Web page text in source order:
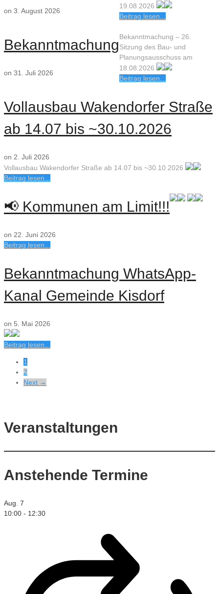
on 3. August 2026
19.08.2026
Beitrag lesen...
Bekanntmachung
on 31. Juli 2026
Bekanntmachung – 26.
Sitzung des Bau- und
Planungsausschuss am
18.08.2026
Beitrag lesen...
Vollausbau Wakendorfer Straße
ab 14.07 bis ~30.10.2026
on 2. Juli 2026
Vollausbau Wakendorfer Straße ab 14.07 bis ~30.10.2026
Beitrag lesen...
📢 Kommunen am Limit!!!
on 22. Juni 2026
Beitrag lesen...
Bekanntmachung WhatsApp-
Kanal Gemeinde Kisdorf
on 5. Mai 2026
Beitrag lesen...
1
2
Next →
Veranstaltungen
Anstehende Termine
Aug. 7
10:00 - 12:30